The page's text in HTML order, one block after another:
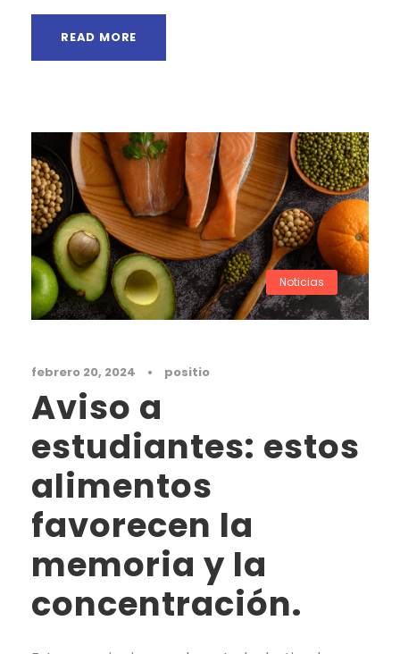
READ MORE
Noticias
febrero 20, 2024 • positio
Aviso a
estudiantes: estos
alimentos
favorecen la
memoria y la
concentración.